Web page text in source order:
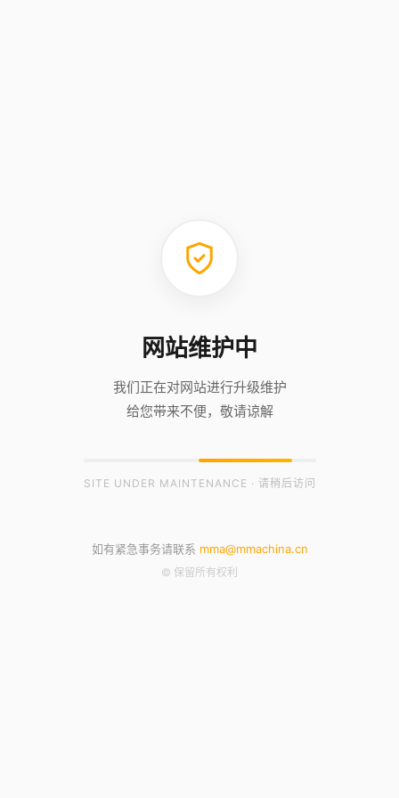
网站维护中
我们正在对网站进行升级维护
给您带来不便，敬请谅解
SITE UNDER MAINTENANCE · 请稍后访问
如有紧急事务请联系 mma@mmachina.cn
© 保留所有权利